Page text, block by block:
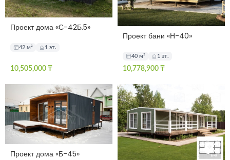
Проект дома «С-42Б.5»
42 м² 1 эт.
10,505,000 ₸
Проект бани «Н-40»
40 м² 1 эт.
10,778,900 ₸
Проект дома «Б-45»